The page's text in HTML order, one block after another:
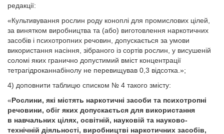
редакції:
«Культивування рослин роду коноплі для промислових цілей,
за винятком виробництва та (або) виготовлення наркотичних
засобів і психотропних речовин, допускається за умови
використання насіння, зібраного із сортів рослин, у висушеній
соломі яких гранично допустимий вміст концентрації
тетрагідроканнабінолу не перевищував 0,3 відсотка.»;
4) доповнити таблицю списком № 4 такого змісту:
«Рослини, які містять наркотичні засоби та психотропні
речовини, обіг яких допускається для використання
в навчальних цілях, освітній, науковій та науково-
технічній діяльності, виробництві наркотичних засобів,